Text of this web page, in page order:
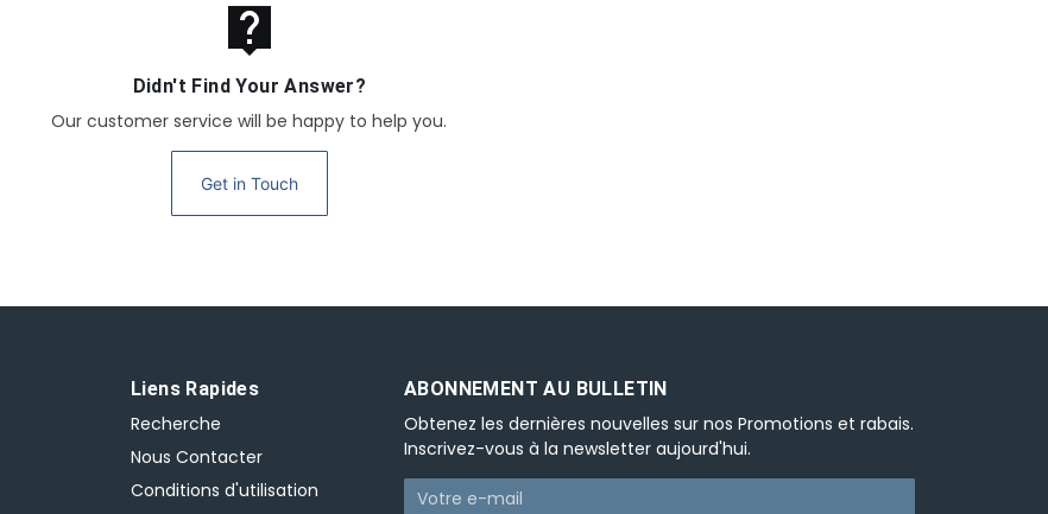
live_help
Didn't Find Your Answer?
Our customer service will be happy to help you.
Get in Touch
Liens Rapides
Recherche
Nous Contacter
Conditions d'utilisation
ABONNEMENT AU BULLETIN
Obtenez les dernières nouvelles sur nos Promotions et rabais.
Inscrivez-vous à la newsletter aujourd'hui.